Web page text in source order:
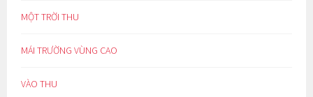
MỘT TRỜI THU
MÁI TRƯỜNG VÙNG CAO
VÀO THU